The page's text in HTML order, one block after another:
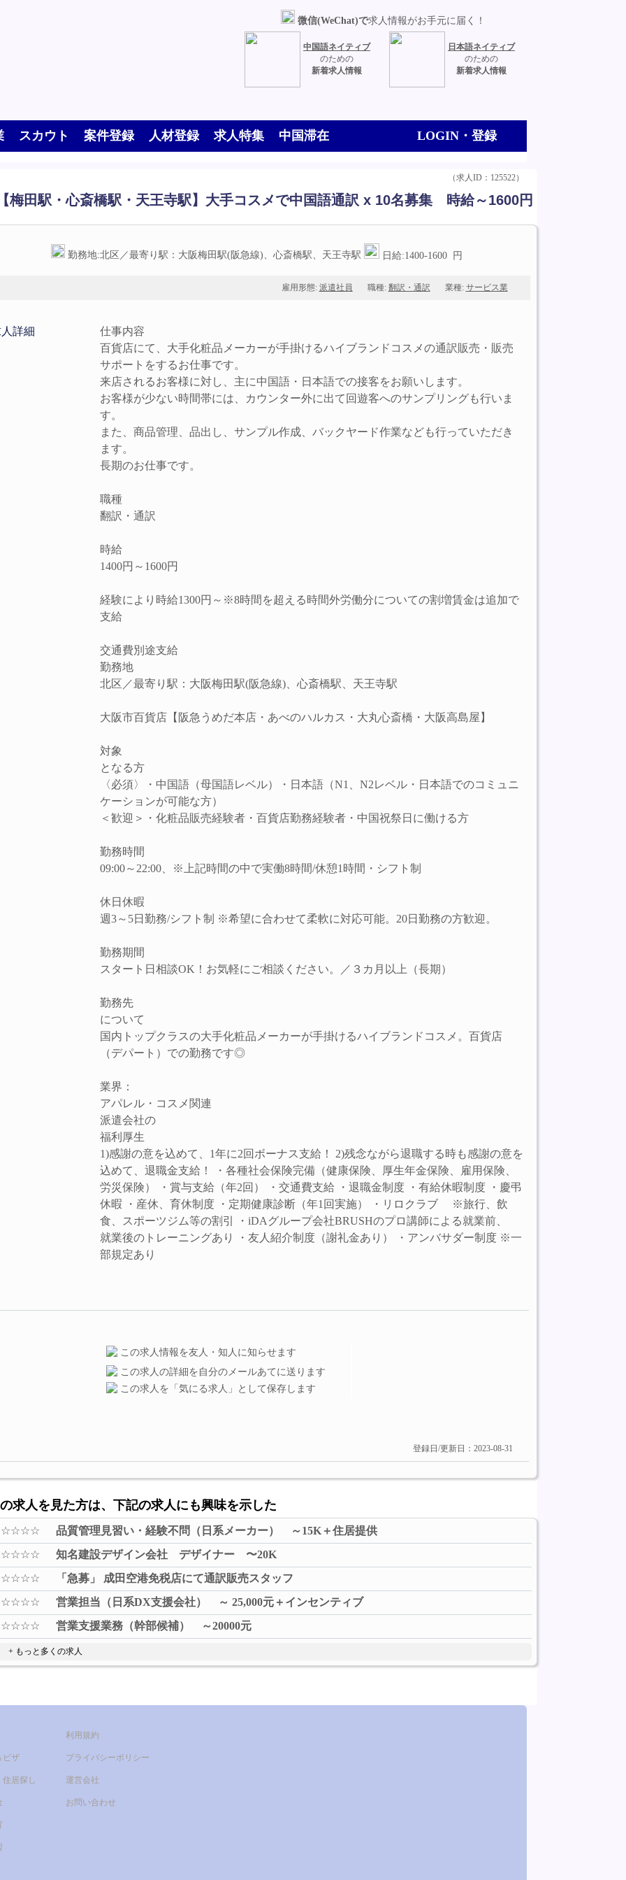
微信(WeChat)で求人情報がお手元に届く！
中国語ネイティブ
のための
新着求人情報
日本語ネイティブ
のための
新着求人情報
スカウト 案件登録 人材登録 求人特集 中国滞在 LOGIN・登録
（求人ID：125522）
田駅・心斎橋駅・天王寺駅】大手コスメで中国語通訳 x 10名募集 時給～1600円
勤務地:北区／最寄り駅：大阪梅田駅(阪急線)、心斎橋駅、天王寺駅 日給:1400-1600 円
雇用形態: 派遣社員 職種: 翻訳・通訳 業種: サービス業
詳細
仕事内容
百貨店にて、大手化粧品メーカーが手掛けるハイブランドコスメの通訳販売・販売
サポートをするお仕事です。
来店されるお客様に対し、主に中国語・日本語での接客をお願いします。
お客様が少ない時間帯には、カウンター外に出て回遊客へのサンプリングも行いま
す。
また、商品管理、品出し、サンプル作成、バックヤード作業なども行っていただき
ます。
長期のお仕事です。
職種
翻訳・通訳
時給
1400円～1600円
経験により時給1300円～※8時間を超える時間外労働分についての割増賃金は追加で
支給
交通費別途支給
勤務地
北区／最寄り駅：大阪梅田駅(阪急線)、心斎橋駅、天王寺駅
大阪市百貨店【阪急うめだ本店・あべのハルカス・大丸心斎橋・大阪高島屋】
対象
となる方
〈必須〉・中国語（母国語レベル）・日本語（N1、N2レベル・日本語でのコミュニ
ケーションが可能な方）
＜歓迎＞・化粧品販売経験者・百貨店勤務経験者・中国祝祭日に働ける方
勤務時間
09:00～22:00、※上記時間の中で実働8時間/休憩1時間・シフト制
休日休暇
週3～5日勤務/シフト制 ※希望に合わせて柔軟に対応可能。20日勤務の方歓迎。
勤務期間
スタート日相談OK！お気軽にご相談ください。／３カ月以上（長期）
勤務先
について
国内トップクラスの大手化粧品メーカーが手掛けるハイブランドコスメ。百貨店
（デパート）での勤務です◎
業界：
アパレル・コスメ関連
派遣会社の
福利厚生
1)感謝の意を込めて、1年に2回ボーナス支給！ 2)残念ながら退職する時も感謝の意を
込めて、退職金支給！ ・各種社会保険完備（健康保険、厚生年金保険、雇用保険、
労災保険） ・賞与支給（年2回） ・交通費支給 ・退職金制度 ・有給休暇制度 ・慶弔
休暇 ・産休、育休制度 ・定期健康診断（年1回実施） ・リロクラブ ※旅行、飲
食、スポーツジム等の割引 ・iDAグループ会社BRUSHのプロ講師による就業前、
就業後のトレーニングあり ・友人紹介制度（謝礼金あり） ・アンバサダー制度 ※一
部規定あり
この求人情報を友人・知人に知らせます
この求人の詳細を自分のメールあてに送ります
この求人を「気にる求人」として保存します
登録日/更新日：2023-08-31
求人を見た方は、下記の求人にも興味を示した
品質管理見習い・経験不問（日系メーカー） ～15K＋住居提供
知名建設デザイン会社 デザイナー 〜20K
「急募」 成田空港免税店にて通訳販売スタッフ
営業担当（日系DX支援会社） ～ 25,000元＋インセンティブ
営業支援業務（幹部候補） ～20000元
+ もっと多くの求人
ビザ
居探し
利用規約
プライバシーポリシー
運営会社
お問い合わせ